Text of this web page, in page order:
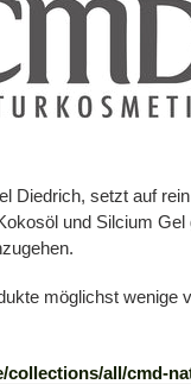
Diedrich, setzt auf
und Silcium
möglichst wenige
collections/all/cmd-